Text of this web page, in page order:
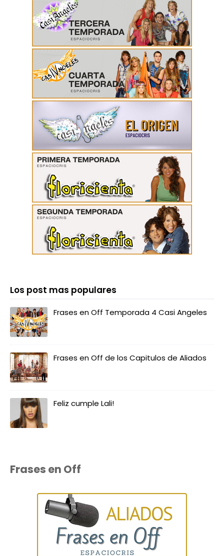
Los post mas populares
Frases en Off Temporada 4 Casi Angeles
Frases en Off de los Capitulos de Aliados
Feliz cumple Lali!
Frases en Off